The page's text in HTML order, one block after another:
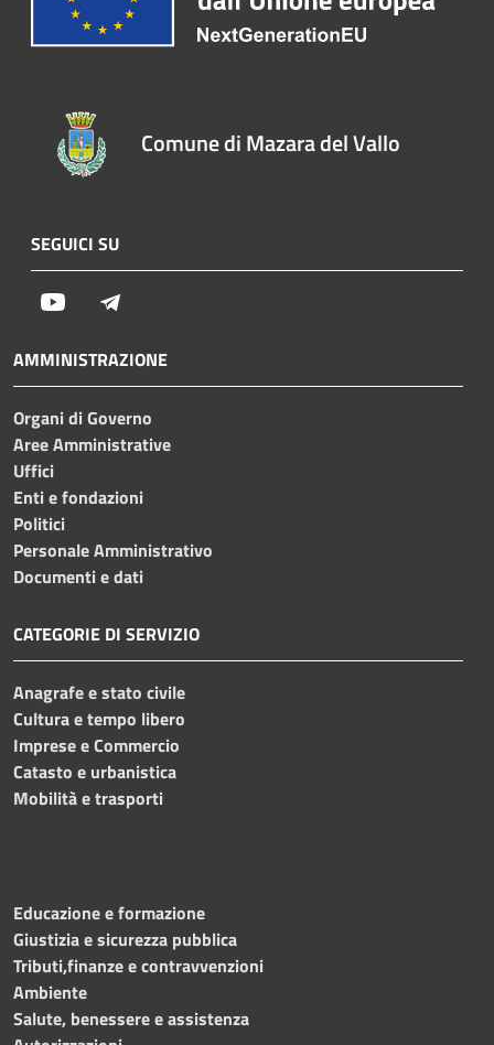
Comune di Mazara del Vallo
SEGUICI SU
Youtube
AMMINISTRAZIONE
Organi di Governo
Aree Amministrative
Uffici
Enti e fondazioni
Politici
Personale Amministrativo
Documenti e dati
CATEGORIE DI SERVIZIO
Anagrafe e stato civile
Cultura e tempo libero
Imprese e Commercio
Catasto e urbanistica
Mobilità e trasporti
Educazione e formazione
Giustizia e sicurezza pubblica
Tributi,finanze e contravvenzioni
Ambiente
Salute, benessere e assistenza